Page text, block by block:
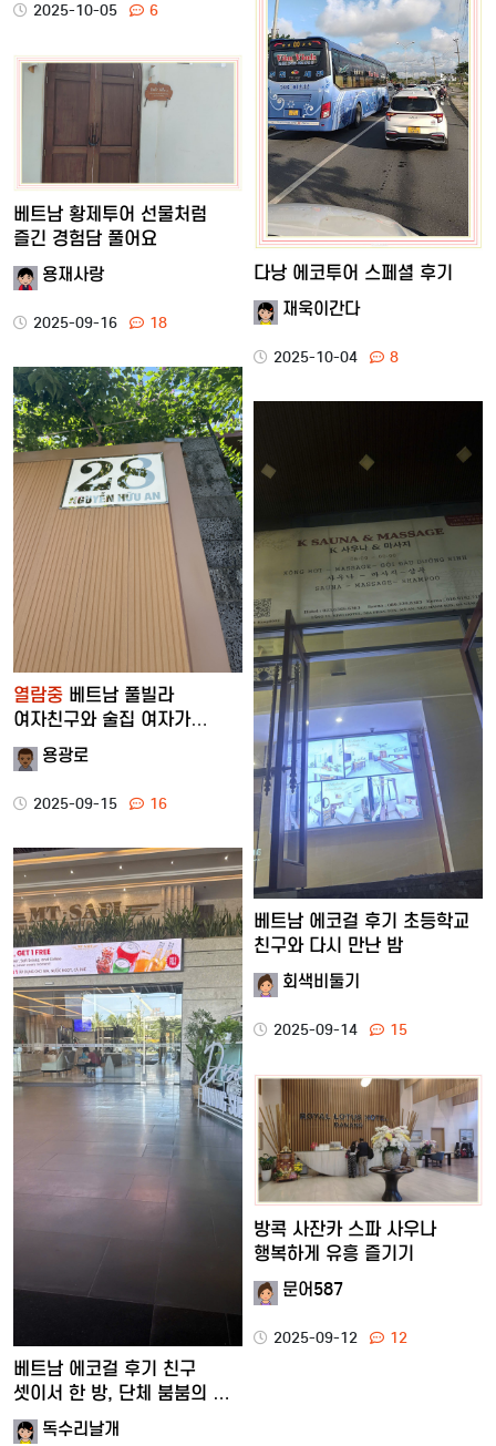
2025-10-05 6
다낭 에코투어 스페셜 후기
재욱이간다
2025-10-04 8
베트남 황제투어 선물처럼
즐긴 경험담 풀어요
용재사랑
2025-09-16 18
열람중 베트남 풀빌라
여자친구와 술집 여자가
함께한 파격의 밤
용광로
2025-09-15 16
베트남 에코걸 후기 초등학교
친구와 다시 만난 밤
회색비둘기
2025-09-14 15
베트남 에코걸 후기 친구
셋이서 한 방, 단체 붐붐의 …
독수리날개
방콕 사잔카 스파 사우나
행복하게 유흥 즐기기
문어587
2025-09-12 12